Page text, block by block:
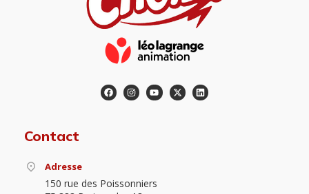
Contact
Adresse
150 rue des Poissonniers